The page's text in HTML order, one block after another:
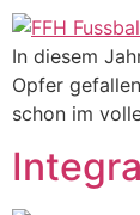
In diesem
Opfer
schon im